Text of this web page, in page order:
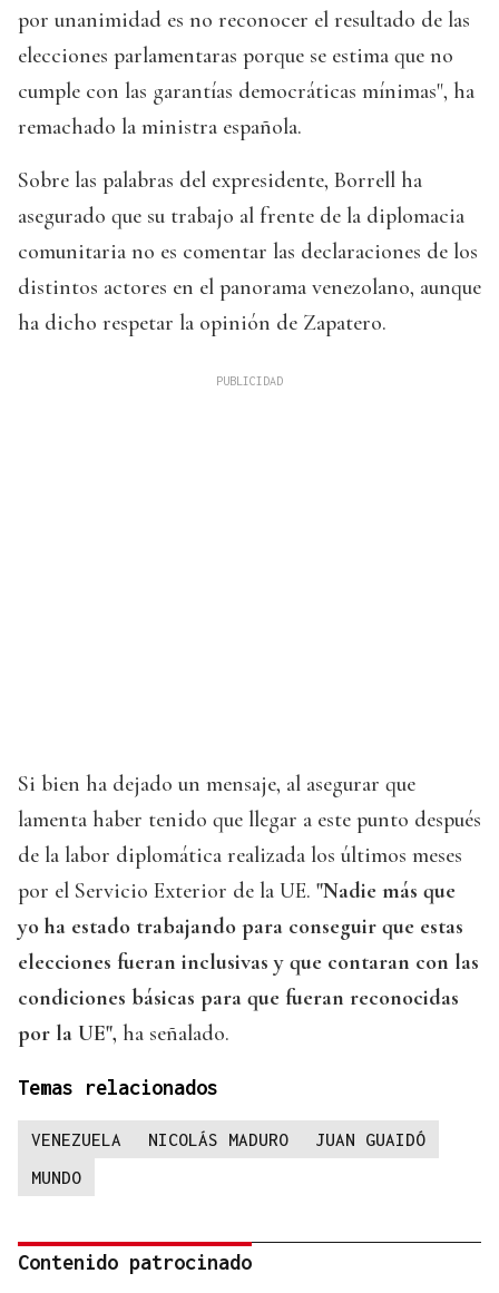
por unanimidad es no reconocer el resultado de las
elecciones parlamentaras porque se estima que no
cumple con las garantías democráticas mínimas", ha
remachado la ministra española.
Sobre las palabras del expresidente, Borrell ha
asegurado que su trabajo al frente de la diplomacia
comunitaria no es comentar las declaraciones de los
distintos actores en el panorama venezolano, aunque
ha dicho respetar la opinión de Zapatero.
Si bien ha dejado un mensaje, al asegurar que
lamenta haber tenido que llegar a este punto después
de la labor diplomática realizada los últimos meses
por el Servicio Exterior de la UE. "Nadie más que
yo ha estado trabajando para conseguir que estas
elecciones fueran inclusivas y que contaran con las
condiciones básicas para que fueran reconocidas
por la UE", ha señalado.
Temas relacionados
VENEZUELA NICOLÁS MADURO
JUAN GUAIDÓ
MUNDO
Contenido patrocinado